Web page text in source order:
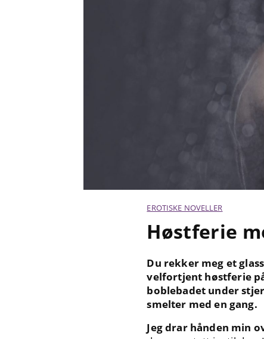
EROTISKE NOVELLER
Høstferie
Du rekker meg et
velfortjent høstferie
boblebadet under
smelter med en gang.
Jeg drar hånden min